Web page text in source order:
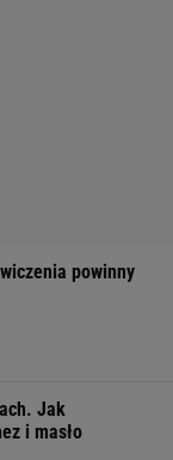
powinny
Jak
i masło